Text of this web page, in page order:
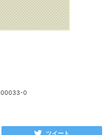
0
ツイート